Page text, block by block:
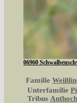
06960
Familie
Unterfamilie
Tribus